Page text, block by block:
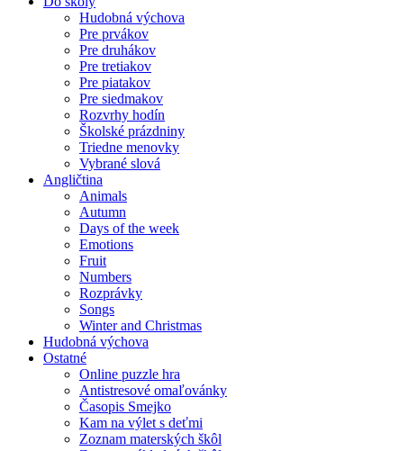
Hudobná výchova
Pre prvákov
Pre druhákov
Pre tretiakov
Pre piatakov
Pre siedmakov
Rozvrhy hodín
Školské prázdniny
Triedne menovky
Vybrané slová
Angličtina
Animals
Autumn
Days of the week
Emotions
Fruit
Numbers
Rozprávky
Songs
Winter and Christmas
Hudobná výchova
Ostatné
Online puzzle hra
Antistresové omaľovánky
Časopis Smejko
Kam na výlet s deťmi
Zoznam materských škôl